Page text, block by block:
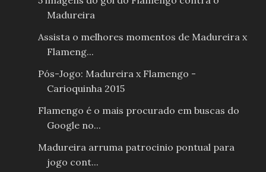
Madureira
Assista o melhores momentos de Madureira x
Flameng...
Pós-Jogo: Madureira x Flamengo -
Carioquinha 2015
Flamengo é o mais procurado em buscas do
Google no...
Madureira arruma patrocinio pontual para
jogo cont...